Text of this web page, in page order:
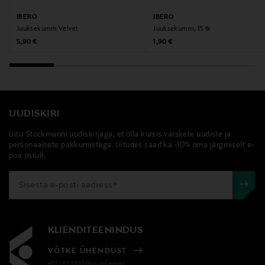
IBERO
Juuksekumm Velvet
Original Price
5,90 €
IBERO
Juuksekumm, 15 tk
Original Price
1,90 €
UUDISKIRI
Liitu Stockmanni uudiskirjaga, et olla kursis värskete uudiste ja
personaalsete pakkumistega. Liitudes saad ka -10% oma järgmiselt e-
poe ostult.
KLIENDITEENINDUS
VÕTKE ÜHENDUST